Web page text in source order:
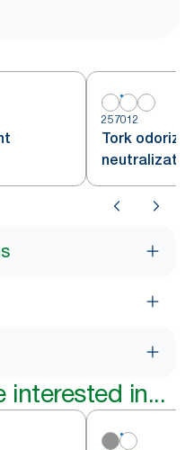
257012
Tork
interested in...